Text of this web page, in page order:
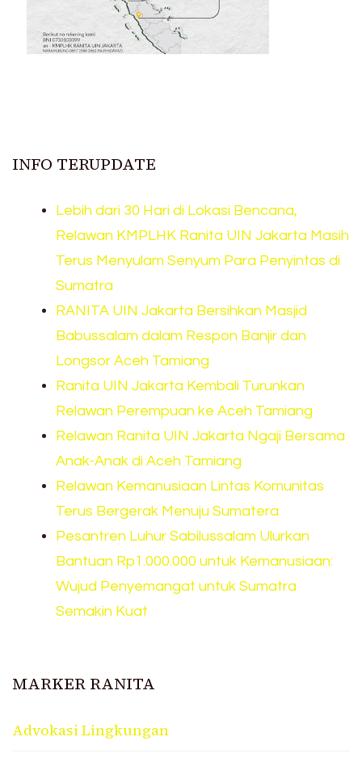
INFO TERUPDATE
Lebih dari 30 Hari di Lokasi Bencana,
Relawan KMPLHK Ranita UIN Jakarta Masih
Terus Menyulam Senyum Para Penyintas di
Sumatra
RANITA UIN Jakarta Bersihkan Masjid
Babussalam dalam Respon Banjir dan
Longsor Aceh Tamiang
Ranita UIN Jakarta Kembali Turunkan
Relawan Perempuan ke Aceh Tamiang
Relawan Ranita UIN Jakarta Ngaji Bersama
Anak-Anak di Aceh Tamiang
Relawan Kemanusiaan Lintas Komunitas
Terus Bergerak Menuju Sumatera
Pesantren Luhur Sabilussalam Ulurkan
Bantuan Rp1.000.000 untuk Kemanusiaan:
Wujud Penyemangat untuk Sumatra
Semakin Kuat
MARKER RANITA
Advokasi Lingkungan